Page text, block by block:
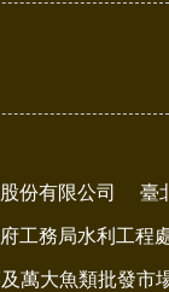
份有限公司 臺
工務局水利工程
萬大魚類批發市